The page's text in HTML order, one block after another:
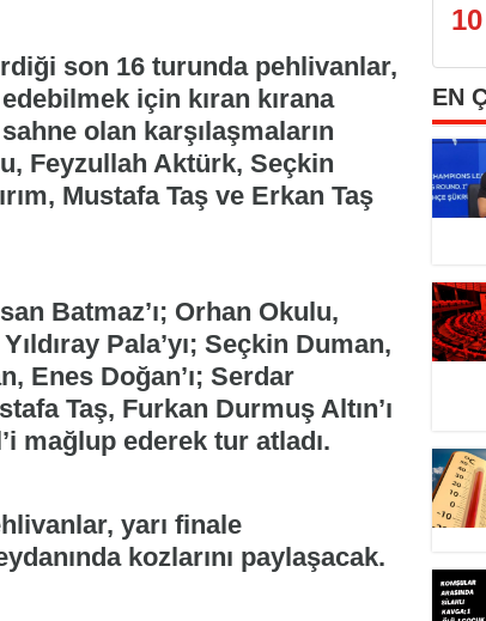
son 16 turunda pehlivanlar,
için kıran kırana
olan karşılaşmaların
Feyzullah Aktürk, Seçkin
Mustafa Taş ve Erkan Taş
Batmaz’ı; Orhan Okulu,
Pala’yı; Seçkin Duman,
Enes Doğan’ı; Serdar
Taş, Furkan Durmuş Altın’ı
mağlup ederek tur atladı.
yarı finale
kozlarını paylaşacak.
10
EN